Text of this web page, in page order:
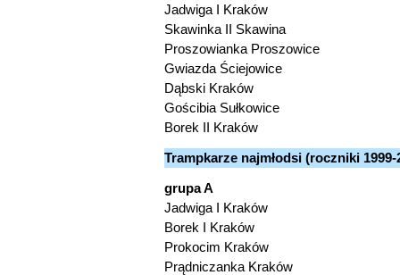
Jadwiga I Kraków
Skawinka II Skawina
Proszowianka Proszowice
Gwiazda Ściejowice
Dąbski Kraków
Gościbia Sułkowice
Borek II Kraków
Trampkarze najmłodsi (roczniki 1999-
grupa A
Jadwiga I Kraków
Borek I Kraków
Prokocim Kraków
Prądniczanka Kraków